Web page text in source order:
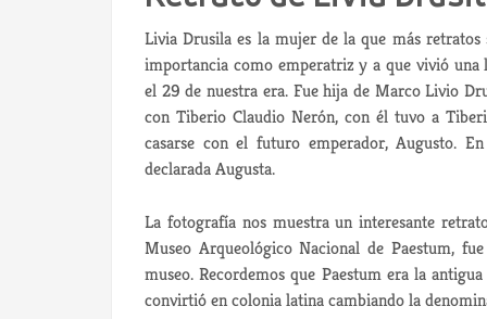
Livia Drusila es la mujer de la que más
importancia como emperatriz y a que vivió una
el 29 de nuestra era. Fue hija de Marco Livio
con Tiberio Claudio Nerón, con él tuvo a
casarse con el futuro emperador, Augusto.
declarada Augusta.
La fotografía nos muestra un interesante
Museo Arqueológico Nacional de Paestum,
museo. Recordemos que Paestum era la
convirtió en colonia latina cambiando la